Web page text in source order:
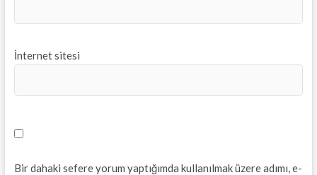
İnternet sitesi
Bir dahaki sefere yorum yaptığımda kullanılmak üzere adımı, e-